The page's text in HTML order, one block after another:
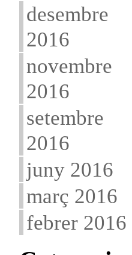
desembre
2016
novembre
2016
setembre
2016
juny 2016
març 2016
febrer 2016